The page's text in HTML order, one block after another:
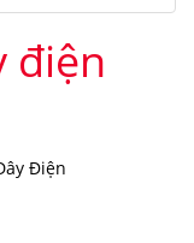
điện
Điện